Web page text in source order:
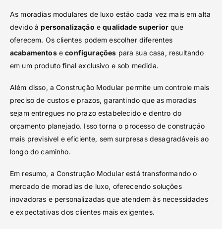
As moradias modulares de luxo estão cada vez mais em alta
devido àpersonalização equalidade superior que
oferecem. Os clientes podem escolher diferentes
acabamentoseconfigurações para sua casa, resultando
em um produto final exclusivo e sob medida.
Além disso, a Construção Modular permite um controle mais
preciso de custos e prazos, garantindo que as moradias
sejam entregues no prazo estabelecido e dentro do
orçamento planejado. Isso torna o processo de construção
mais previsível e eficiente, sem surpresas desagradáveis ao
longo do caminho.
Em resumo, a Construção Modular está transformando o
mercado de moradias de luxo, oferecendo soluções
inovadoras e personalizadas que atendem às necessidades
e expectativas dos clientes mais exigentes.